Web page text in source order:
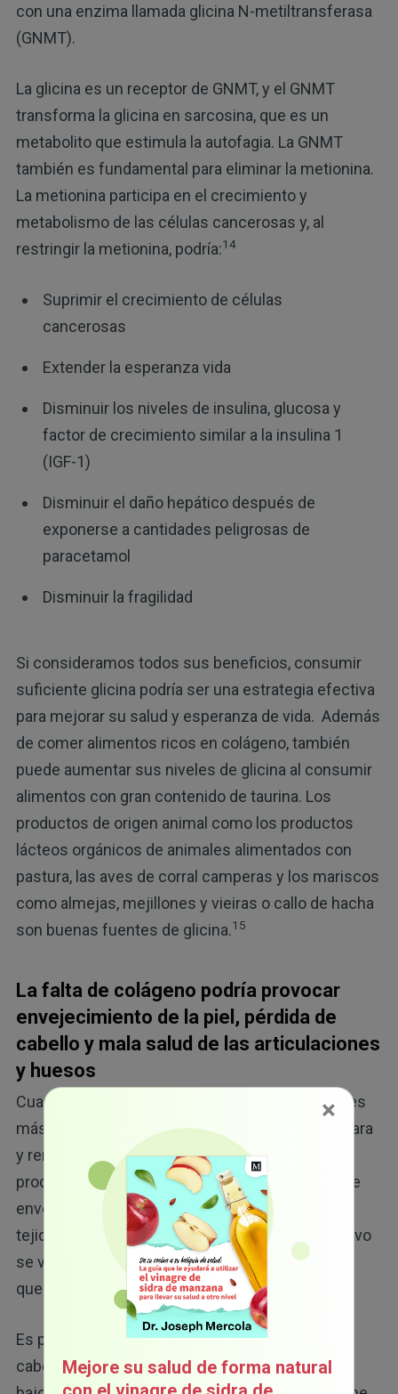
con una enzima llamada glicina N-metiltransferasa
(GNMT).
La glicina es un receptor de GNMT, y el GNMT
transforma la glicina en sarcosina, que es un
metabolito que estimula la autofagia. La GNMT
también es fundamental para eliminar la metionina.
La metionina participa en el crecimiento y
metabolismo de las células cancerosas y, al
restringir la metionina, podría:14
Suprimir el crecimiento de células
cancerosas
Extender la esperanza vida
Disminuir los niveles de insulina, glucosa y
factor de crecimiento similar a la insulina 1
(IGF-1)
Disminuir el daño hepático después de
exponerse a cantidades peligrosas de
paracetamol
Disminuir la fragilidad
Si consideramos todos sus beneficios, consumir
suficiente glicina podría ser una estrategia efectiva
para mejorar su salud y esperanza de vida. Además
de comer alimentos ricos en colágeno, también
puede aumentar sus niveles de glicina al consumir
alimentos con gran contenido de taurina. Los
productos de origen animal como los productos
lácteos orgánicos de animales alimentados con
pastura, las aves de corral camperas y los mariscos
como almejas, mejillones y vieiras o callo de hacha
son buenas fuentes de glicina.15
La falta de colágeno podría provocar
envejecimiento de la piel, pérdida de
cabello y mala salud de las articulaciones
y huesos
Cuando su nivel de colágeno es óptimo, su piel es
más suave, tersa y firme, ya que el colágeno repara
y renueva las células de la piel. Sin embargo, la
producción de colágeno disminuye a medida que
envejecemos. Como consecuencia, la piel, los
tejidos blandos, los músculos y el tejido conectivo
se vuelven más débiles y pierden elasticidad, ya
que las células no pueden renovarse.
Es posible que note arrugas, piel seca y flácida y
cabello sin brillo como resultado de los niveles
×
Mejore su salud de forma natural